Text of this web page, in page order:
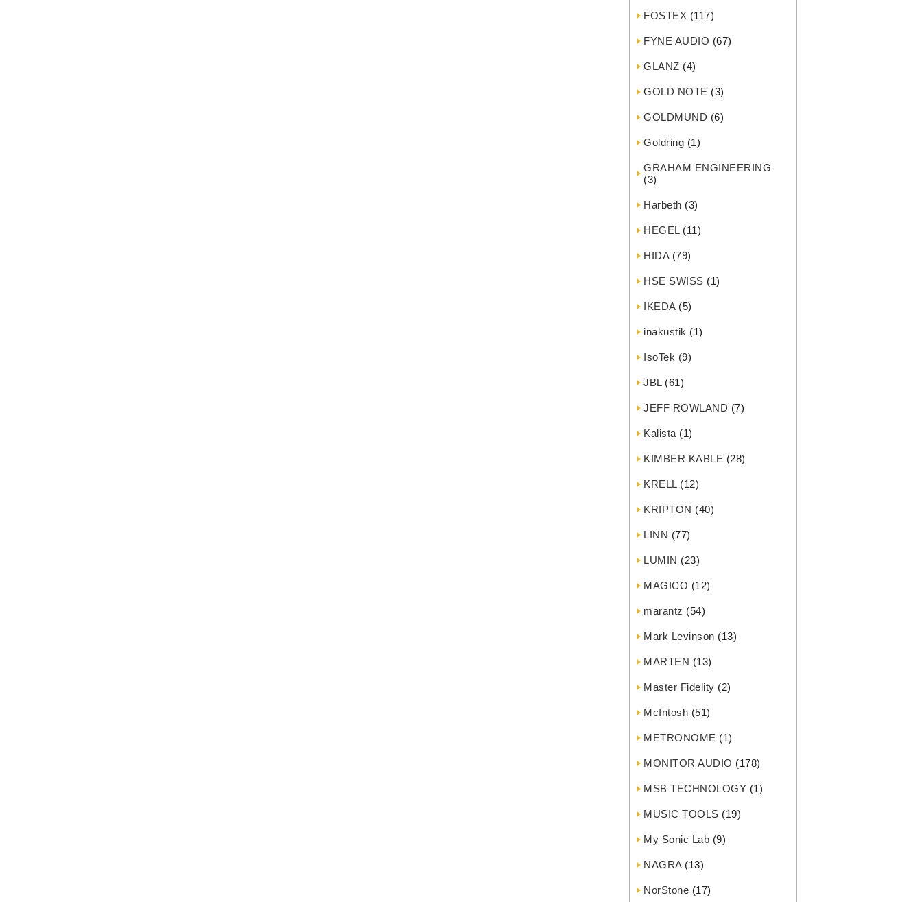
FOSTEX (117)
FYNE AUDIO (67)
GLANZ (4)
GOLD NOTE (3)
GOLDMUND (6)
Goldring (1)
GRAHAM ENGINEERING
(3)
Harbeth (3)
HEGEL(11)
HIDA(79)
HSE SWISS (1)
IKEDA(5)
inakustik (1)
IsoTek (9)
JBL(61)
JEFF ROWLAND (7)
Kalista (1)
KIMBER KABLE (28)
KRELL(12)
KRIPTON (40)
LINN (77)
LUMIN (23)
MAGICO (12)
marantz (54)
Mark Levinson (13)
MARTEN (13)
Master Fidelity (2)
McIntosh (51)
METRONOME (1)
MONITOR AUDIO (178)
MSB TECHNOLOGY (1)
MUSIC TOOLS (19)
My Sonic Lab (9)
NAGRA(13)
NorStone (17)